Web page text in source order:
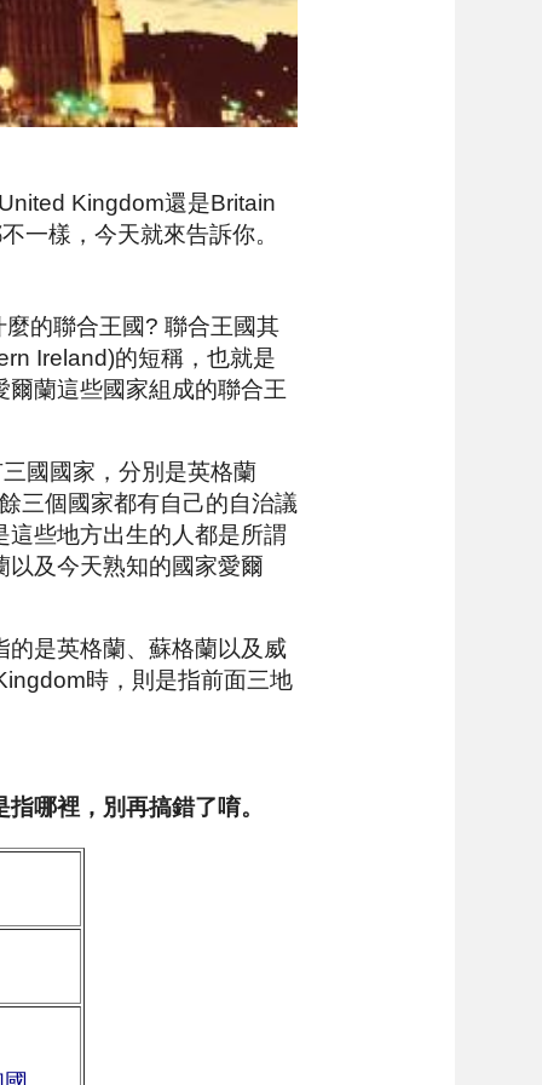
Kingdom還是Britain
一樣，今天就來告訴你。
的聯合王國? 聯合王國其
Ireland)的短稱，也就是
蘭這些國家組成的聯合王
國國家，分別是英格蘭
三個國家都有自己的自治議
些地方出生的人都是所謂
及今天熟知的國家愛爾
是英格蘭、蘇格蘭以及威
時，則是指前面三地
哪裡，別再搞錯了唷。